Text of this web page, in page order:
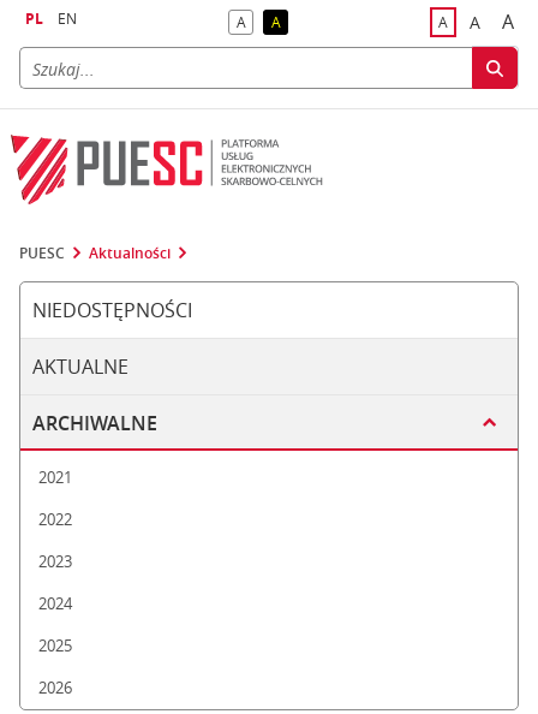
PL EN Akontrast domyślny
Akontrast żółty tekst na czarnym tle
Adomyślna
A A
PUESC Aktualności
NIEDOSTĘPNOŚCI
AKTUALNE
ARCHIWALNE
2021
2022
2023
2024
2025
2026